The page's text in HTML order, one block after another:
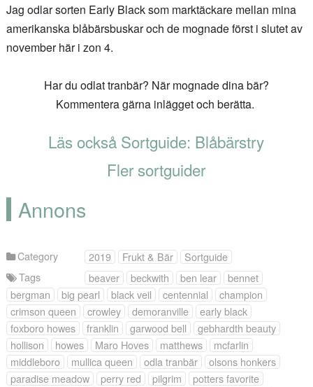
Jag odlar sorten Early Black som marktäckare mellan mina
amerikanska blåbärsbuskar och de mognade först i slutet av
november här i zon 4.
Har du odlat tranbär? När mognade dina bär?
Kommentera gärna inlägget och berätta.
Läs också Sortguide: Blåbärstry
Fler sortguider
Annons
Category 2019 Frukt & Bär
Sortguide
Tags
beaver beckwith ben lear
bennet
bergman
big pearl black veil centennial
champion
crimson queen
crowley demoranville
early black
foxboro howes
franklin garwood bell
gebhardth beauty
hollison
howes Maro Hoves matthews
mcfarlin
middleboro
mullica queen odla tranbär
olsons honkers
paradise meadow
perry red pilgrim
potters favorite